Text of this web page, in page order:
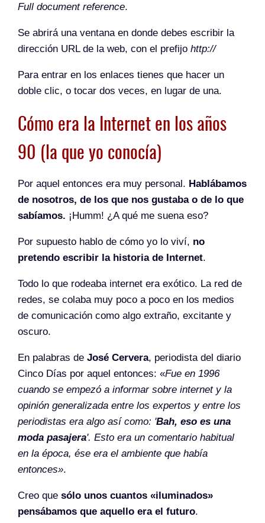
Full document reference.
Se abrirá una ventana en donde debes escribir la
dirección URL de la web, con el prefijo http://
Para entrar en los enlaces tienes que hacer un
doble clic, o tocar dos veces, en lugar de una.
Cómo era la Internet en los años
90 (la que yo conocía)
Por aquel entonces era muy personal. Hablábamos
de nosotros, de los que nos gustaba o de lo que
sabíamos. ¡Humm! ¿A qué me suena eso?
Por supuesto hablo de cómo yo lo viví, no
pretendo escribir la historia de Internet.
Todo lo que rodeaba internet era exótico. La red de
redes, se colaba muy poco a poco en los medios
de comunicación como algo extraño, excitante y
oscuro.
En palabras de José Cervera, periodista del diario
Cinco Días por aquel entonces: «Fue en 1996
cuando se empezó a informar sobre internet y la
opinión generalizada entre los expertos y entre los
periodistas era algo así como: 'Bah, eso es una
moda pasajera'. Esto era un comentario habitual
en la época, ése era el ambiente que había
entonces».
Creo que sólo unos cuantos «iluminados»
pensábamos que aquello era el futuro.